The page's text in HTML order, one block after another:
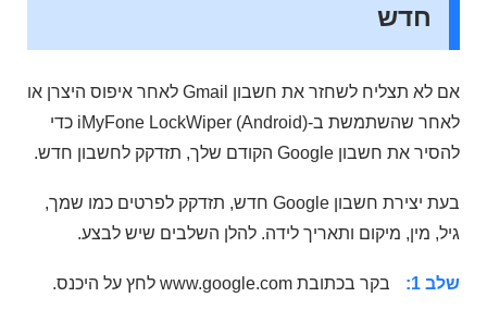
חדש
אם לא תצליח לשחזר את חשבון Gmail לאחר איפוס היצרן או
לאחר שהשתמשת ב-iMyFone LockWiper (Android) כדי
להסיר את חשבון Google הקודם שלך, תזדקק לחשבון חדש.
בעת יצירת חשבון Google חדש, תזדקק לפרטים כמו שמך,
גיל, מין, מיקום ותאריך לידה. להלן השלבים שיש לבצע.
שלב 1: בקר בכתובת www.google.com לחץ על היכנס.